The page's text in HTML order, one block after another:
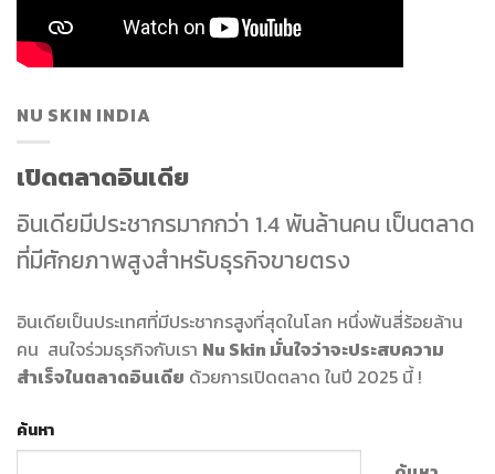
NU SKIN INDIA
เปิดตลาดอินเดีย
อินเดียมีประชากรมากกว่า 1.4 พันล้านคน เป็นตลาด
ที่มีศักยภาพสูงสำหรับธุรกิจขายตรง
อินเดียเป็นประเทศที่มีประชากรสูงที่สุดในโลก หนึ่งพันสี่ร้อยล้าน
คน สนใจร่วมธุรกิจกับเรา Nu Skin มั่นใจว่าจะประสบความ
สำเร็จในตลาดอินเดีย ด้วยการเปิดตลาด ในปี 2025 นี้ !
ค้นหา